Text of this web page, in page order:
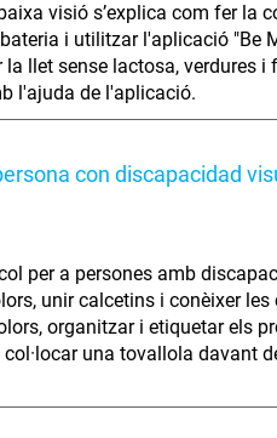
visió s’explica com fer
i utilitzar l'aplicació "Be
llet sense lactosa, verdures
l'ajuda de l'aplicació.
con discapacidad
per a persones amb
unir calcetins i conèixer
organitzar i etiquetar els
una tovallola davant